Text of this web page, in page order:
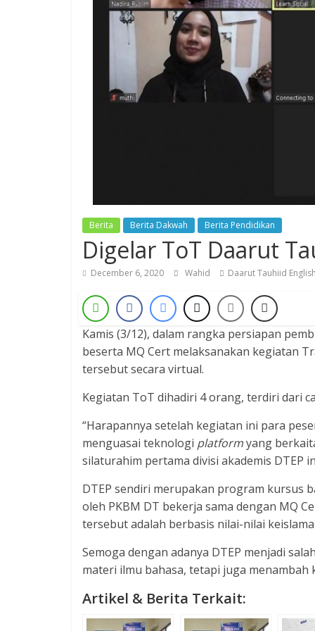
Berita Berita Dakwah Berita Pendidikan
Digelar ToT Daarut
December 6, 2020 Wahid Daarut Tauhiid
Kamis (3/12), dalam rangka persiapan
beserta MQ Cert melaksanakan kegiatan
tersebut secara virtual.
Kegiatan ToT dihadiri 4 orang, terdiri dari
“Harapannya setelah kegiatan ini para
menguasai teknologi platformyang
silaturahim pertama divisi akademis DTEP
DTEP sendiri merupakan program kursus
oleh PKBM DT bekerja sama dengan MQ
tersebut adalah berbasis nilai-nilai
Semoga dengan adanya DTEP menjadi
materi ilmu bahasa, tetapi juga menambah
Artikel & Berita Terkait: